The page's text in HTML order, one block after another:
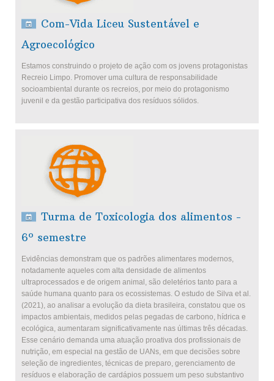
Com-Vida Liceu Sustentável e
Agroecológico
Estamos construindo o projeto de ação com os jovens protagonistas
Recreio Limpo. Promover uma cultura de responsabilidade
socioambiental durante os recreios, por meio do protagonismo
juvenil e da gestão participativa dos resíduos sólidos.
Turma de Toxicologia dos alimentos -
6º semestre
Evidências demonstram que os padrões alimentares modernos,
notadamente aqueles com alta densidade de alimentos
ultraprocessados e de origem animal, são deletérios tanto para a
saúde humana quanto para os ecossistemas. O estudo de Silva et al.
(2021), ao analisar a evolução da dieta brasileira, constatou que os
impactos ambientais, medidos pelas pegadas de carbono, hídrica e
ecológica, aumentaram significativamente nas últimas três décadas.
Esse cenário demanda uma atuação proativa dos profissionais de
nutrição, em especial na gestão de UANs, em que decisões sobre
seleção de ingredientes, técnicas de preparo, gerenciamento de
resíduos e elaboração de cardápios possuem um peso substantivo